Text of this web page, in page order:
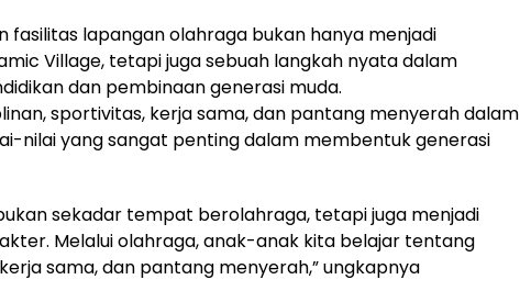
fasilitas lapangan olahraga bukan hanya menjadi
Village, tetapi juga sebuah langkah nyata dalam
dan pembinaan generasi muda.
sportivitas, kerja sama, dan pantang menyerah dalam
nilai yang sangat penting dalam membentuk generasi
sekadar tempat berolahraga, tetapi juga menjadi
Melalui olahraga, anak-anak kita belajar tentang
sama, dan pantang menyerah,” ungkapnya